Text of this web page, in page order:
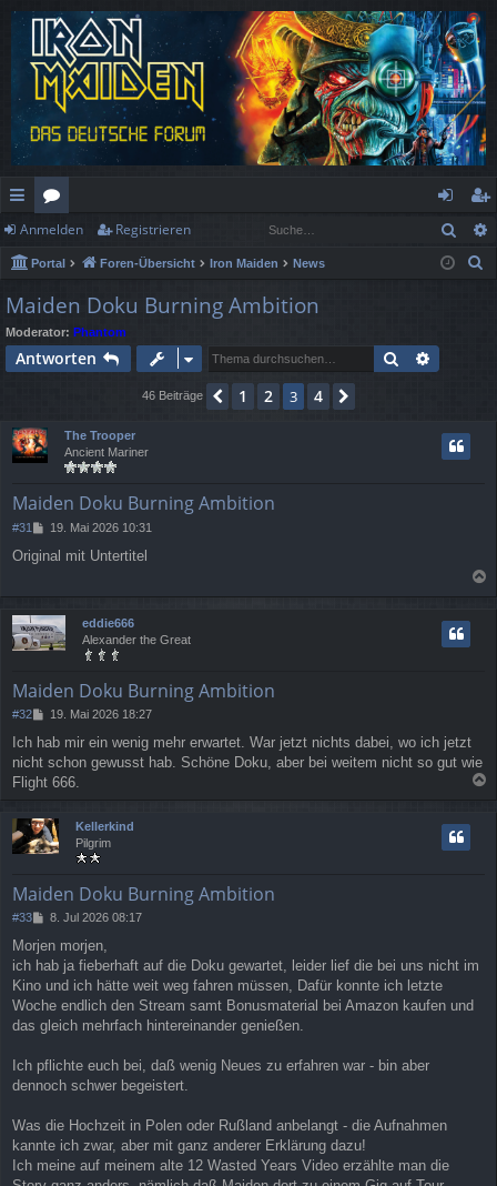
ch
ne
llz
ug
rif
or
en
n
m
eg
ist
Anmelden Registrieren
Portal Foren-Übersicht Iron Maiden News
Maiden Doku Burning Ambition
Moderator: Phantom
Antworten Suche
46 Beiträge Vorherige
1 2 3 4
The Trooper
Ancient Mariner
Maiden Doku Burning Ambition
#31
B
g
19. Mai 2026 10:31
Original mit Untertitel
a
eddie666
Alexander the Great
Maiden Doku Burning Ambition
#32
B
i
t
r
19. Mai 2026 18:27
Ich hab mir ein wenig mehr erwartet. War jetzt nichts dabei, wo ich jetzt
nicht schon gewusst hab. Schöne Doku, aber bei weitem nicht so gut wie
Flight 666.
Kellerkind
Pilgrim
Maiden Doku Burning Ambition
#33
B
i
t
r
a
g
8. Jul 2026 08:17
Morjen morjen,
ich hab ja fieberhaft auf die Doku gewartet, leider lief die bei uns nicht im
Kino und ich hätte weit weg fahren müssen, Dafür konnte ich letzte
Woche endlich den Stream samt Bonusmaterial bei Amazon kaufen und
das gleich mehrfach hintereinander genießen.
Ich pflichte euch bei, daß wenig Neues zu erfahren war - bin aber
dennoch schwer begeistert.
Was die Hochzeit in Polen oder Rußland anbelangt - die Aufnahmen
kannte ich zwar, aber mit ganz anderer Erklärung dazu!
Ich meine auf meinem alte 12 Wasted Years Video erzählte man die